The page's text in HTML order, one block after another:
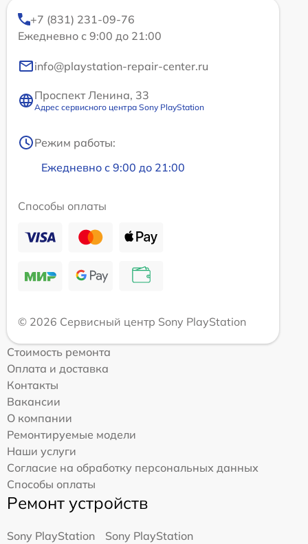
+7 (831) 231-09-76
Ежедневно с 9:00 до 21:00
info@playstation-repair-center.ru
Проспект Ленина, 33
Адрес сервисного центра Sony PlayStation
Режим работы:
Ежедневно с 9:00 до 21:00
Способы оплаты
© 2026 Сервисный центр Sony PlayStation
Стоимость ремонта
Оплата и доставка
Контакты
Вакансии
О компании
Ремонтируемые модели
Наши услуги
Согласие на обработку персональных данных
Способы оплаты
Ремонт устройств
Sony PlayStation
Sony PlayStation